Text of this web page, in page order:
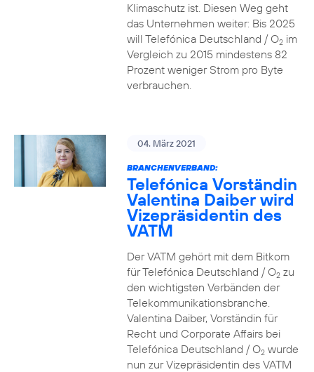
Klimaschutz ist. Diesen Weg geht
das Unternehmen weiter: Bis 2025
will Telefónica Deutschland / O2im
Vergleich zu 2015 mindestens 82
Prozent weniger Strom pro Byte
verbrauchen.
04. März 2021
BRANCHENVERBAND:
Telefónica Vorständin
Valentina Daiber wird
Vizepräsidentin des
VATM
Der VATM gehört mit dem Bitkom
für Telefónica Deutschland / O2zu
den wichtigsten Verbänden der
Telekommunikationsbranche.
Valentina Daiber, Vorständin für
Recht und Corporate Affairs bei
Telefónica Deutschland / O2wurde
nun zur Vizepräsidentin des VATM